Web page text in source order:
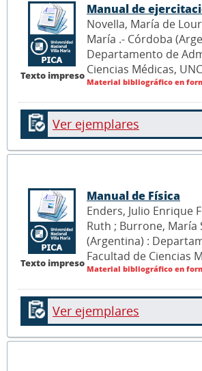
Texto impreso
Manual de
Novella, María de
María .- Córdoba
Departamento de
Ciencias Médicas,
Material bibliográfico en
Ver ejemplares
Texto impreso
Manual de Física
Enders, Julio Enrique
Ruth ; Burrone, María
(Argentina) :
Facultad de Ciencias
Material bibliográfico en
Ver ejemplares